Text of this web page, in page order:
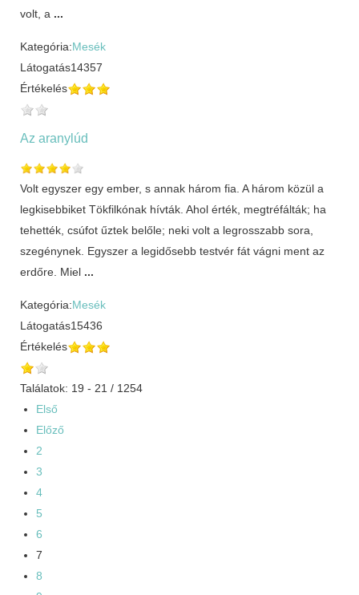
volt, a ...
Kategória:Mesék
Látogatás14357
Értékelés
Az aranylúd
Volt egyszer egy ember, s annak három fia. A három közül a
legkisebbiket Tökfilkónak hívták. Ahol érték, megtréfálták; ha
tehették, csúfot űztek belőle; neki volt a legrosszabb sora,
szegénynek. Egyszer a legidősebb testvér fát vágni ment az
erdőre. Miel ...
Kategória:Mesék
Látogatás15436
Értékelés
Találatok: 19 - 21 / 1254
Első
Előző
2
3
4
5
6
7
8